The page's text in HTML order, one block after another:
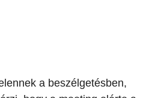
a beszélgetésben,